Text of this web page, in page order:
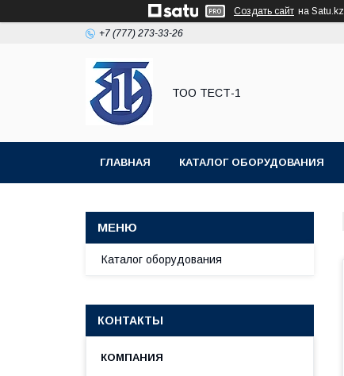
Создать сайт на Satu.kz
+7 (777) 273-33-26
ТОО ТЕСТ-1
ГЛАВНАЯ КАТАЛОГ ОБОРУДОВАНИЯ
Каталог оборудования
КОНТАКТЫ